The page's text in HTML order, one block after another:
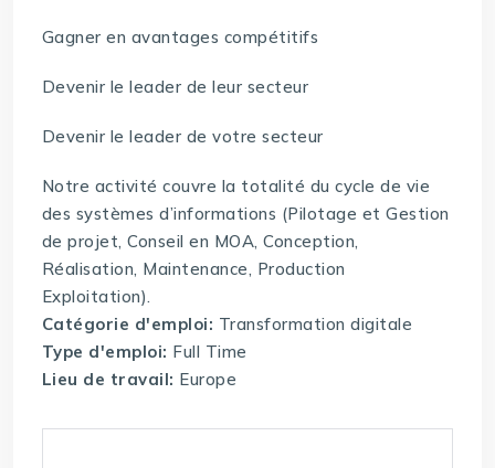
Gagner en avantages compétitifs
Devenir le leader de leur secteur
Devenir le leader de votre secteur
Notre activité couvre la totalité du cycle de vie
des systèmes d’informations (Pilotage et Gestion
de projet, Conseil en MOA, Conception,
Réalisation, Maintenance, Production
Exploitation).
Catégorie d'emploi: Transformation digitale
Type d'emploi: Full Time
Lieu de travail: Europe